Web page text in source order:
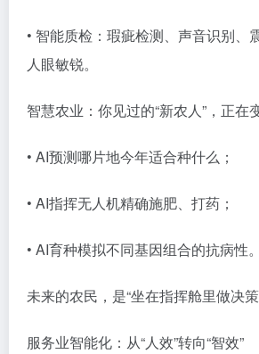
• 智能质检：瑕疵检测、声音识别、
人眼敏锐。
智慧农业：你见过的“新农人”，正在
• AI预测哪片地今年适合种什么；
• AI指挥无人机精确施肥、打药；
• AI育种模拟不同基因组合的抗病性。
未来的农民，是“坐在指挥舱里做决策
服务业智能化：从“人效”转向“智效”